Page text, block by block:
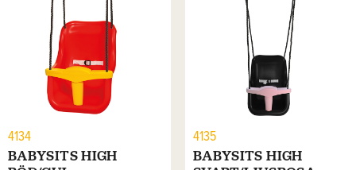
4134
BABYSITS HIGH
4135
BABYSITS HIGH